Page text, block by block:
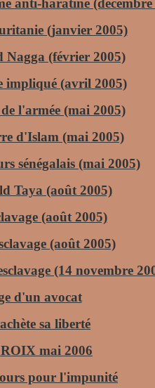
anti-haratine (décembre
(janvier 2005)
Nagga (février 2005)
impliqué (avril 2005)
l'armée (mai 2005)
d'Islam (mai 2005)
sénégalais (mai 2005)
Taya (août 2005)
(août 2005)
(août 2005)
(14 novembre
d'un avocat
sa liberté
mai 2006
pour l'impunité